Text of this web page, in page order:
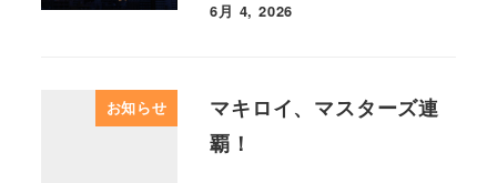
6月 4, 2026
お知らせ
マキロイ、マスターズ連
覇！